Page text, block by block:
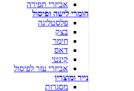
אביזרי תפירה
חומרי לישה ופיסול
פלסטלינה
בצק
חימר
דאס
קינטי
אביזרי עזר לפיסול
נייר ומוצריו
מסגרות